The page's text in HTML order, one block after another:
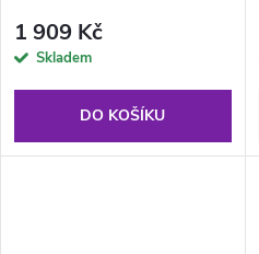
1 909 Kč
Skladem
DO KOŠÍKU